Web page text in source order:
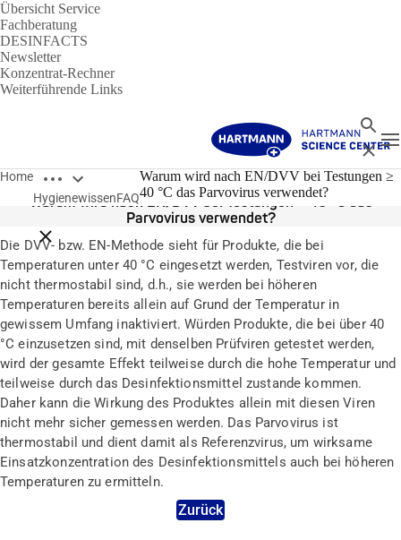
Übersicht Service
Fachberatung
DESINFACTS
Newsletter
Konzentrat-Rechner
Weiterführende Links
Suche
Home Breadcrumbs öffnen
Breadcrumbs schließen
HygienewissenFAQ
Warum wird nach EN/DVV bei Testungen ≥
40 °C das Parvovirus verwendet?
14.01.2020
Warum wird nach EN/DVV bei Testungen ≥ 40 °C das
Parvovirus verwendet?
Die DVV- bzw. EN-Methode sieht für Produkte, die bei
Temperaturen unter 40 °C eingesetzt werden, Testviren vor, die
nicht thermostabil sind, d.h., sie werden bei höheren
Temperaturen bereits allein auf Grund der Temperatur in
gewissem Umfang inaktiviert. Würden Produkte, die bei über 40
°C einzusetzen sind, mit denselben Prüfviren getestet werden,
wird der gesamte Effekt teilweise durch die hohe Temperatur und
teilweise durch das Desinfektionsmittel zustande kommen.
Daher kann die Wirkung des Produktes allein mit diesen Viren
nicht mehr sicher gemessen werden. Das Parvovirus ist
thermostabil und dient damit als Referenzvirus, um wirksame
Einsatzkonzentration des Desinfektionsmittels auch bei höheren
Temperaturen zu ermitteln.
Zurück